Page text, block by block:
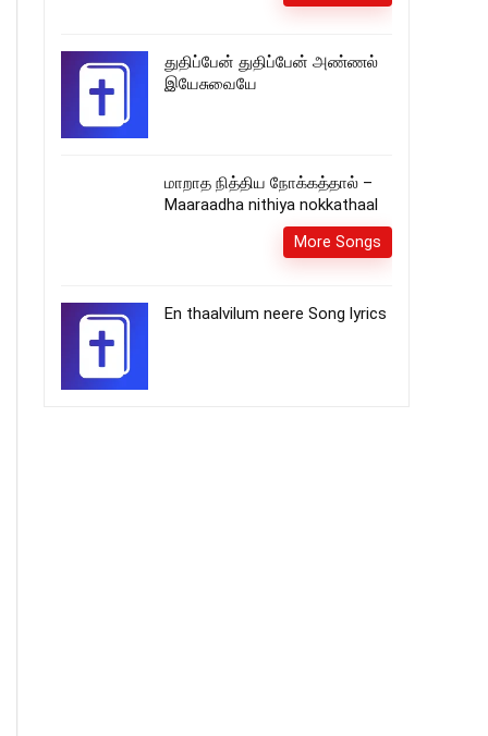
துதிப்பேன் துதிப்பேன் அண்ணல்
இயேசுவையே
மாறாத நித்திய நோக்கத்தால் –
Maaraadha nithiya nokkathaal
More Songs
En thaalvilum neere Song lyrics